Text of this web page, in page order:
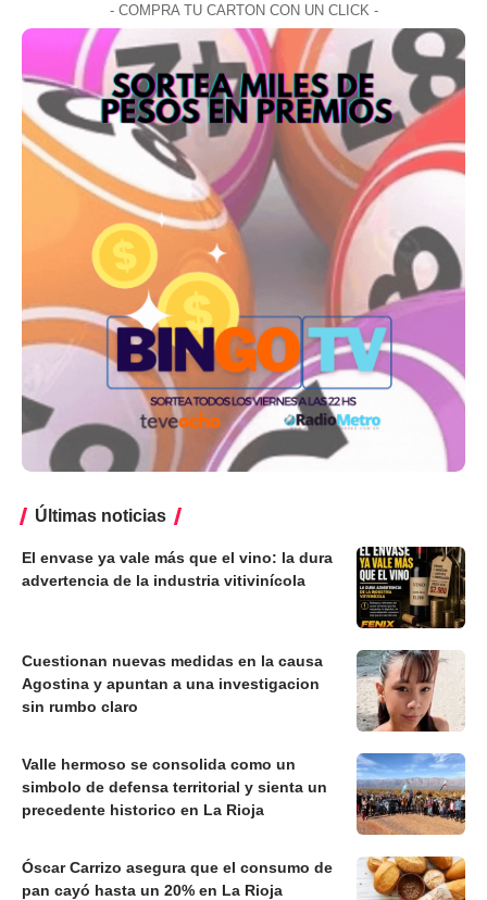
- COMPRA TU CARTON CON UN CLICK -
Últimas noticias
El envase ya vale más que el vino: la dura
advertencia de la industria vitivinícola
Cuestionan nuevas medidas en la causa
Agostina y apuntan a una investigacion
sin rumbo claro
Valle hermoso se consolida como un
simbolo de defensa territorial y sienta un
precedente historico en La Rioja
Óscar Carrizo asegura que el consumo de
pan cayó hasta un 20% en La Rioja